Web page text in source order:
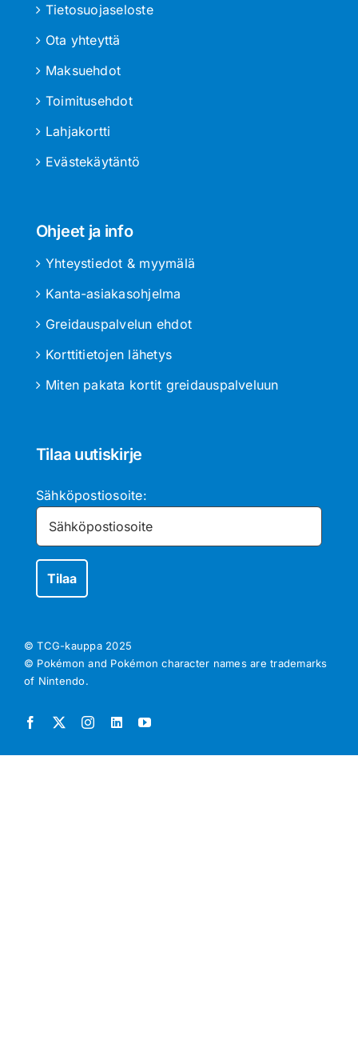
Tietosuojaseloste
Ota yhteyttä
Maksuehdot
Toimitusehdot
Lahjakortti
Evästekäytäntö
Ohjeet ja info
Yhteystiedot & myymälä
Kanta-asiakasohjelma
Greidauspalvelun ehdot
Korttitietojen lähetys
Miten pakata kortit greidauspalveluun
Tilaa uutiskirje
Sähköpostiosoite:
© TCG-kauppa 2025
© Pokémon and Pokémon character names are trademarks
of Nintendo.